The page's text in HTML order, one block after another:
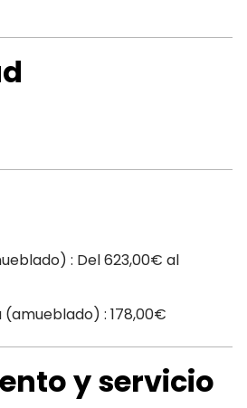
: Del 623,00€ al
(amueblado) : 178,00€
y servicio